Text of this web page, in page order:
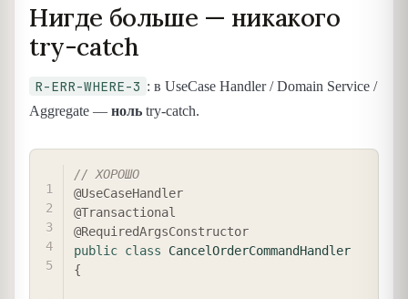
Нигде больше — никакого
try-catch
R-ERR-WHERE-3 : в UseCase Handler / Domain Service /
Aggregate — ноль try-catch.
// ХОРОШО
@UseCaseHandler
@Transactional
@RequiredArgsConstructor
public class
CancelOrderCommandHandler
{